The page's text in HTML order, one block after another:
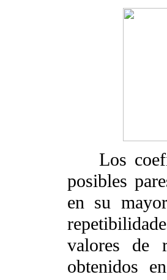
Los
posibles
en su
valores de
obtenidos